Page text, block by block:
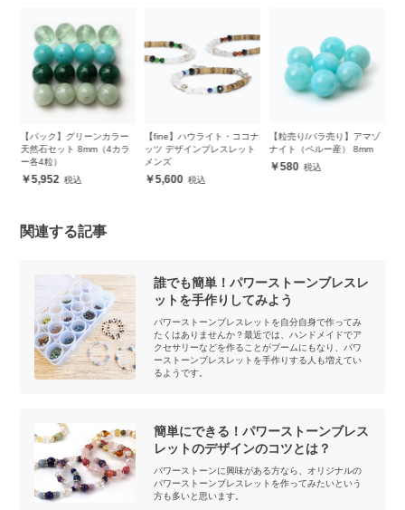
【fine】ハウライト・ココナ
ッツ デザインブレスレット
メンズ
5,600
【粒売り/バラ売り】アマゾ
ナイト（ペルー産） 8mm
580
おうちで楽しくパワースト
ーン【スターターキット】
ブレスレット作りセット
関連する記事
誰でも簡単！パワーストーンブレスレ
ットを手作りしてみよう
パワーストーンブレスレットを自分自身で作ってみ
たくはありませんか？最近では、ハンドメイドでア
クセサリーなどを作ることがブームにもなり、パワ
ーストーンブレスレットを手作りする人も増えてい
るようです。
簡単にできる！パワーストーンブレス
レットのデザインのコツとは？
パワーストーンに興味がある方なら、オリジナルの
パワーストーンブレスレットを作ってみたいという
方も多いと思います。